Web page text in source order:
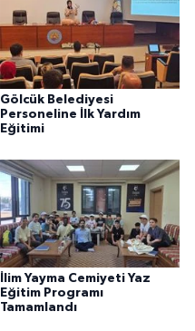
Gölcük Belediyesi
Personeline İlk Yardım
Eğitimi
İlim Yayma Cemiyeti Yaz
Eğitim Programı
Tamamlandı